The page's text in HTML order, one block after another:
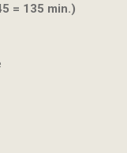
= 135 min.)